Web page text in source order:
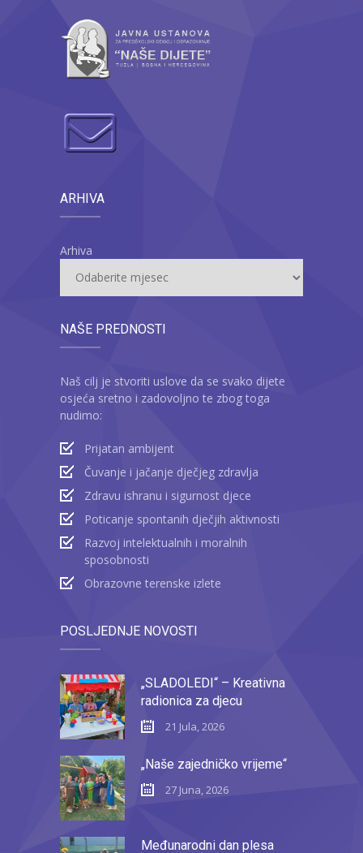
ARHIVA
Arhiva
NAŠE PREDNOSTI
Naš cilj je stvoriti uslove da se svako dijete
osjeća sretno i zadovoljno te zbog toga
nudimo:
Prijatan ambijent
Čuvanje i jačanje dječjeg zdravlja
Zdravu ishranu i sigurnost djece
Poticanje spontanih dječjih aktivnosti
Razvoj intelektualnih i moralnih
sposobnosti
Obrazovne terenske izlete
POSLJEDNJE NOVOSTI
„SLADOLEDI“ – Kreativna
radionica za djecu
21 Jula, 2026
„Naše zajedničko vrijeme“
27 Juna, 2026
Međunarodni dan plesa